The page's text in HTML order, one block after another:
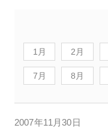
1月 2月
7月 8月
2007年11月30日